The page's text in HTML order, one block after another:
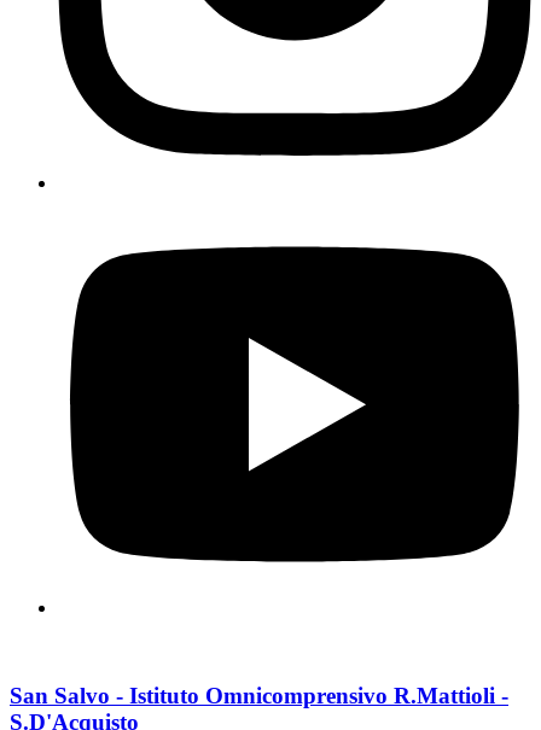
San Salvo - Istituto Omnicomprensivo R.Mattioli -
S.D'Acquisto